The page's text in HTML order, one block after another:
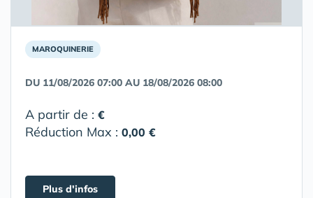
MAROQUINERIE
DU 11/08/2026 07:00 AU 18/08/2026 08:00
A partir de : €
Réduction Max : 0,00 €
Plus d'infos